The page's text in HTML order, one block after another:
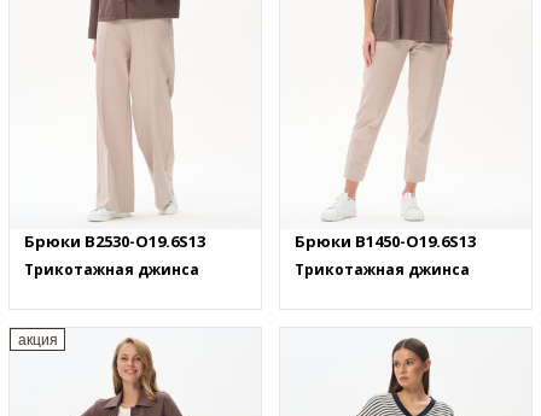
Брюки B2530-O19.6S13
Трикотажная джинса
Брюки B1450-O19.6S13
Трикотажная джинса
акция